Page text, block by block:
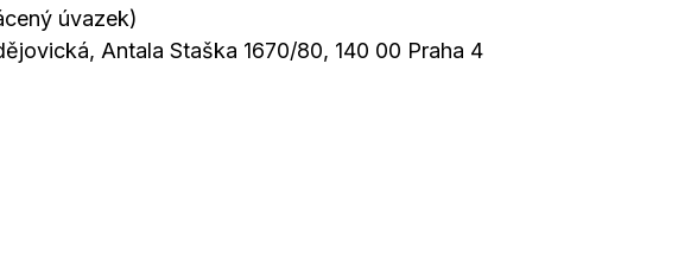
úvazek)
Antala Staška 1670/80, 140 00 Praha 4